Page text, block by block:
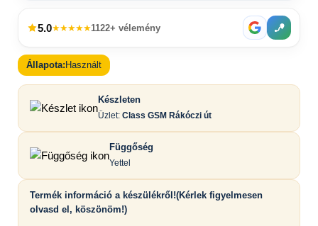
5.0★★★★★1122+ vélemény
Állapota: Használt
Készleten
Üzlet: Class GSM Rákóczi út
Függőség
Yettel
Termék információ a készülékről!(Kérlek figyelmesen
olvasd el, köszönöm!)